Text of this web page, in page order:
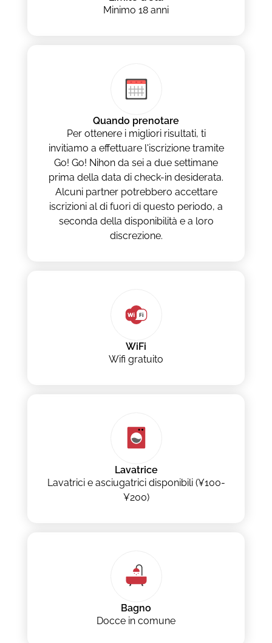
Minimo 18 anni
Quando prenotare
Per ottenere i migliori risultati, ti
invitiamo a effettuare l'iscrizione tramite
Go! Go! Nihon da sei a due settimane
prima della data di check-in desiderata.
Alcuni partner potrebbero accettare
iscrizioni al di fuori di questo periodo, a
seconda della disponibilità e a loro
discrezione.
WiFi
Wifi gratuito
Lavatrice
Lavatrici e asciugatrici disponibili (¥100-
¥200)
Bagno
Docce in comune